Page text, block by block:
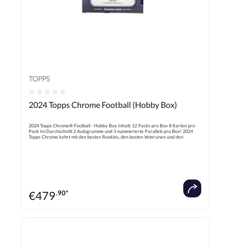
TOPPS
Durchschnittliche Bewertung von 0 von 5 Sternen
2024 Topps Chrome Football (Hobby Box)
2024 Topps Chrome® Football - Hobby Box Inhalt: 12 Packs pro Box 8 Karten pro
Pack Im Durchschnitt 2 Autogramme und 3 nummerierte Parallels pro Box! 2024
Topps Chrome kehrt mit den besten Rookies, den besten Veteranen und den
€479.90*